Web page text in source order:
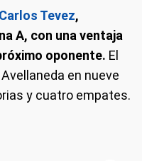
Carlos Tevez,
A, con una ventaja
oponente. El
en nueve
y cuatro empates.